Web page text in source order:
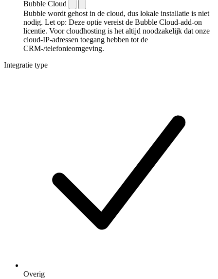
Bubble Cloud
Bubble wordt gehost in de cloud, dus lokale installatie is niet
nodig. Let op: Deze optie vereist de Bubble Cloud-add-on
licentie. Voor cloudhosting is het altijd noodzakelijk dat onze
cloud-IP-adressen toegang hebben tot de
CRM-/telefonieomgeving.
Integratie type
Overig